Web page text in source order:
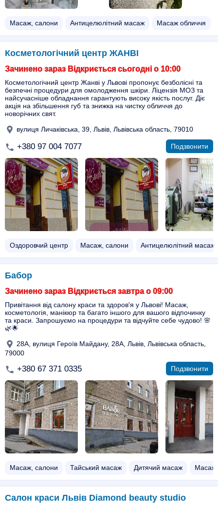
Масаж, салони Антицелюлітний масаж Масаж обличчя
Косметологічний центр ЖАНВІ
Зачинено зараз Відкриється сьогодні о 10:00
Косметологічний центр Жанві у Львові пропонує безболісні та
безпечні процедури для омолодження шкіри. Ліцензія МОЗ та
найсучасніше обладнання гарантують високу якість послуг. Діє
акція на збільшення губ та знижка на чистку обличчя до
новорічних свят.
вулиця Личаківська, 39, Львів, Львівська область, 79010
+380 97 004 7077 Подзвонити
Оздоровчий центр Масаж, салони Антицелюлітний масаж
Бабор
Зачинено зараз Відкриється завтра о 09:00
Привітання від салону краси та здоров'я у Львові! Масаж,
косметологія, манікюр та багато іншого для вашого відпочинку
та краси. Запрошуємо на процедури та відчуйте себе чудово! 🌸
🌿🌟
28A, вулиця Героїв Майдану, 28А, Львів, Львівська область,
79000
+380 67 371 0335 Подзвонити
Масаж, салони Тайський масаж Дитячий масаж Масаж
Салон краси Львів Diamond beauty studio